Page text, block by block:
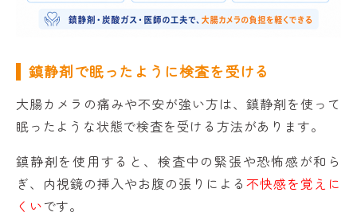
鎮静剤で眠ったように検査を受ける
大腸カメラの痛みや不安が強い方は、鎮静剤を使って
眠ったような状態で検査を受ける方法があります。
鎮静剤を使用すると、検査中の緊張や恐怖感が和ら
ぎ、内視鏡の挿入やお腹の張りによる不快感を覚えに
くいです。